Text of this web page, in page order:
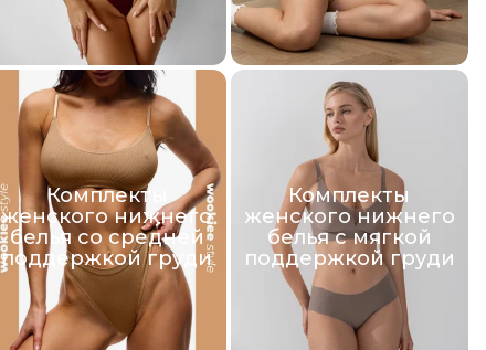
Комплекты
женского нижнего
белья со средней
поддержкой груди
Комплекты
женского нижнего
белья с мягкой
поддержкой груди